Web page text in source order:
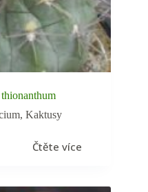
,Kaktusy
Čtěte více